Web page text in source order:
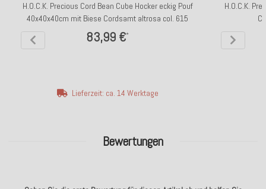
Bewertungen
H.O.C.K. Precious Cord Bean Cube Hocker eckig Pouf
40x40x40cm mit Biese Cordsamt altrosa col. 615
83,99 €*
Lieferzeit: ca. 14 Werktage
H.O.C.K.